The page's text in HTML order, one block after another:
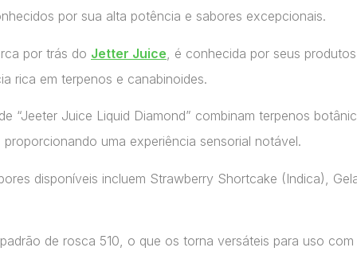
por sua alta potência e sabores excepcionais.
por trás do Jetter Juice , é conhecida por seus
rica em terpenos e canabinoides.
“Jeeter Juice Liquid Diamond” combinam terpenos
proporcionando uma experiência sensorial notável.
disponíveis incluem Strawberry Shortcake (Indica),
de rosca 510, o que os torna versáteis para uso